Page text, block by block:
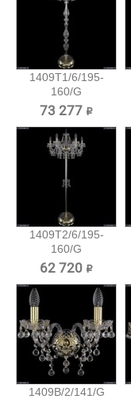
1409T1/6/195-
160/G
Хрустальный
73 277 ₽
1409T2/6/195-
160/G
Хрустальный
62 720 ₽
1409B/2/141/G